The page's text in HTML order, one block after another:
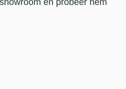
en probeer hem